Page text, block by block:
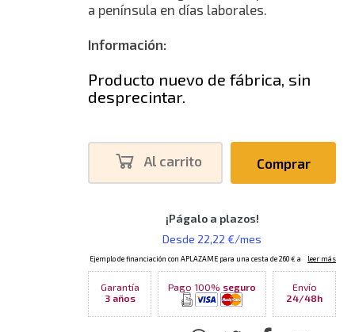
a península en días laborales.
Información:
Producto nuevo de fábrica, sin
desprecintar.
Al carrito Comprar
Garantía
3 años
Pago 100% seguro
Envío
24/48h